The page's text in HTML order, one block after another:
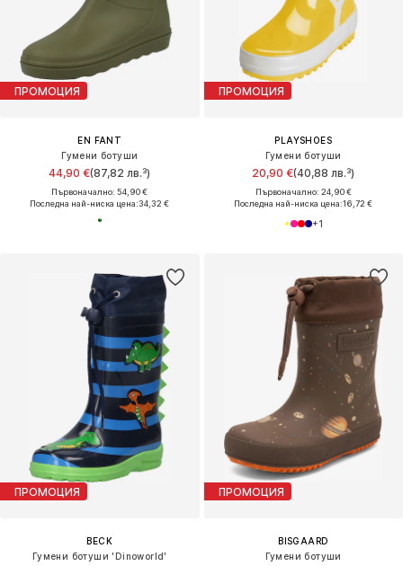
ПРОМОЦИЯ
EN FANT
Гумени ботуши
44,90 €(87,82 лв.³)
Първоначално: 54,90 €
Последна най-ниска цена:34,32 €
ПРОМОЦИЯ
PLAYSHOES
Гумени ботуши
20,90 €(40,88 лв.³)
Първоначално: 24,90 €
Последна най-ниска цена:16,72 €
+1
ПРОМОЦИЯ
BECK
Гумени ботуши 'Dinoworld'
ПРОМОЦИЯ
BISGAARD
Гумени ботуши